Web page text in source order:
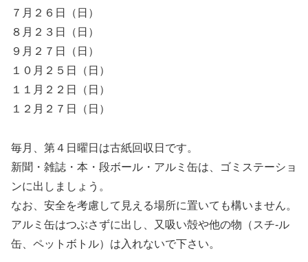
７月２６日（日）
８月２３日（日）
９月２７日（日）
１０月２５日（日）
１１月２２日（日）
１２月２７日（日）
毎月、第４日曜日は古紙回収日です。
新聞・雑誌・本・段ボール・アルミ缶は、ゴミステーショ
ンに出しましょう。
なお、安全を考慮して見える場所に置いても構いません。
アルミ缶はつぶさずに出し、又吸い殻や他の物（スチ-ル
缶、ペットボトル）は入れないで下さい。